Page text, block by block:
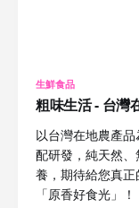
生鮮食品
粗味生活 - 台灣
以台灣在地農產
配研發，純天然
養，期待給您真正
「原香好食光」